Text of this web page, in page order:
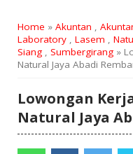
Home » Akuntan ,
Laboratory, Lasem ,
Siang, Sumbergirang»
Natural Jaya Abadi
Lowongan
Natural Jaya